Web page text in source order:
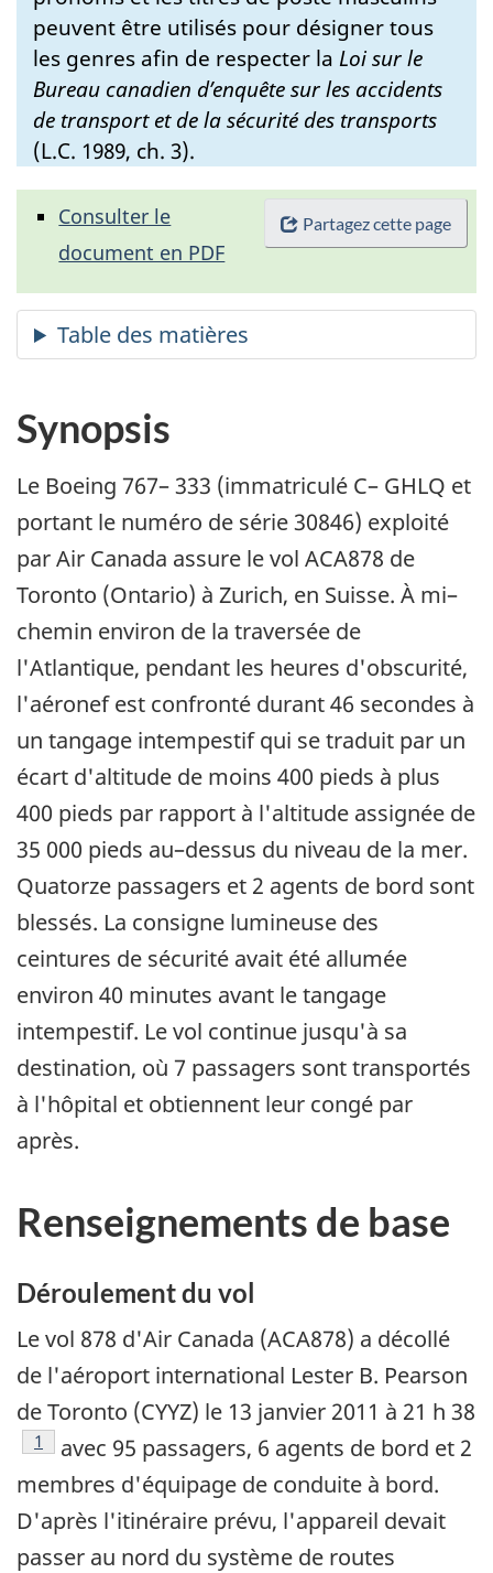
peuvent être utilisés pour désigner tous
les genres afin de respecter la Loi sur le
Bureau canadien d’enquête sur les accidents
de transport et de la sécurité des transports
(L.C. 1989, ch. 3).
Partagez cette page
Consulter le
document en PDF
Synopsis
Le Boeing 767– 333 (immatriculé C– GHLQ et
portant le numéro de série 30846) exploité
par Air Canada assure le vol ACA878 de
Toronto (Ontario) à Zurich, en Suisse. À mi–
chemin environ de la traversée de
l'Atlantique, pendant les heures d'obscurité,
l'aéronef est confronté durant 46 secondes à
un tangage intempestif qui se traduit par un
écart d'altitude de moins 400 pieds à plus
400 pieds par rapport à l'altitude assignée de
35 000 pieds au–dessus du niveau de la mer.
Quatorze passagers et 2 agents de bord sont
blessés. La consigne lumineuse des
ceintures de sécurité avait été allumée
environ 40 minutes avant le tangage
intempestif. Le vol continue jusqu'à sa
destination, où 7 passagers sont transportés
à l'hôpital et obtiennent leur congé par
après.
Renseignements de base
Déroulement du vol
Le vol 878 d'Air Canada (ACA878) a décollé
de l'aéroport international Lester B. Pearson
de Toronto (CYYZ) le 13 janvier 2011 à 21 h 38
Footnote
1
avec 95 passagers, 6 agents de bord et 2
membres d'équipage de conduite à bord.
D'après l'itinéraire prévu, l'appareil devait
passer au nord du système de routes